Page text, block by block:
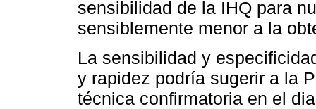
sensibilidad de la IHQ para
sensiblemente menor a la
La sensibilidad y
y rapidez podría sugerir a la
técnica confirmatoria en el